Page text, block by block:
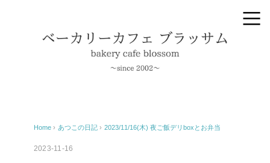
Home › あつこの日記 › 2023/11/16(木) 夜ご飯デリboxとお弁当
2023-11-16